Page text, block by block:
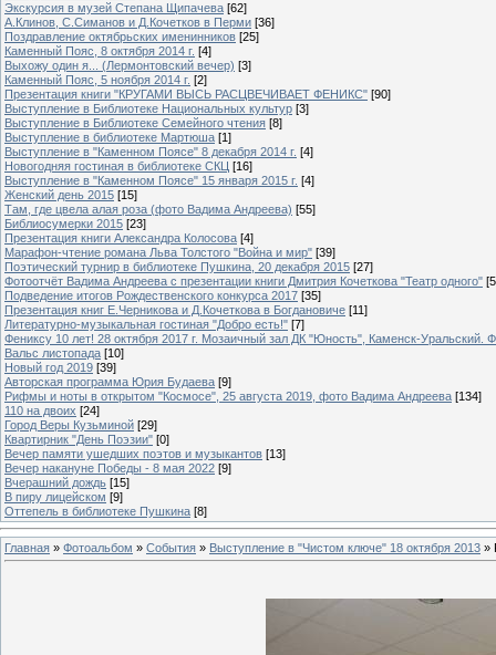
Экскурсия в музей Степана Щипачева [62]
А.Клинов, С.Симанов и Д.Кочетков в Перми [36]
Поздравление октябрьских именинников [25]
Каменный Пояс, 8 октября 2014 г. [4]
Выхожу один я... (Лермонтовский вечер) [3]
Каменный Пояс, 5 ноября 2014 г. [2]
Презентация книги "КРУГАМИ ВЫСЬ РАСЦВЕЧИВАЕТ ФЕНИКС" [90]
Выступление в Библиотеке Национальных культур [3]
Выступление в Библиотеке Семейного чтения [8]
Выступление в библиотеке Мартюша [1]
Выступление в "Каменном Поясе" 8 декабря 2014 г. [4]
Новогодняя гостиная в библиотеке СКЦ [16]
Выступление в "Каменном Поясе" 15 января 2015 г. [4]
Женский день 2015 [15]
Там, где цвела алая роза (фото Вадима Андреева) [55]
Библиосумерки 2015 [23]
Презентация книги Александра Колосова [4]
Марафон-чтение романа Льва Толстого "Война и мир" [39]
Поэтический турнир в библиотеке Пушкина, 20 декабря 2015 [27]
Фотоотчёт Вадима Андреева с презентации книги Дмитрия Кочеткова "Театр одного"
Подведение итогов Рождественского конкурса 2017 [35]
Презентация книг Е.Черникова и Д.Кочеткова в Богдановиче [11]
Литературно-музыкальная гостиная "Добро есть!" [7]
Фениксу 10 лет! 28 октября 2017 г. Мозаичный зал ДК "Юность", Каменск-Уральский.
Вальс листопада [10]
Новый год 2019 [39]
Авторская программа Юрия Будаева [9]
Рифмы и ноты в открытом "Космосе", 25 августа 2019, фото Вадима Андреева [134]
110 на двоих [24]
Город Веры Кузьминой [29]
Квартирник "День Поэзии" [0]
Вечер памяти ушедших поэтов и музыкантов [13]
Вечер накануне Победы - 8 мая 2022 [9]
Вчерашний дождь [15]
В пиру лицейском [9]
Оттепель в библиотеке Пушкина [8]
Главная » Фотоальбом » События » Выступление в "Чистом ключе" 18 октября 2013 »